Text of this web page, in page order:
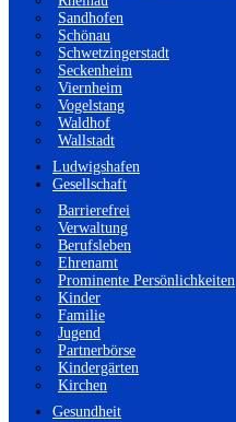
Sandhofen
Schönau
Schwetzingerstadt
Seckenheim
Viernheim
Vogelstang
Waldhof
Wallstadt
Ludwigshafen
Gesellschaft
Barrierefrei
Verwaltung
Berufsleben
Ehrenamt
Prominente Persönlichkeiten
Kinder
Familie
Jugend
Partnerbörse
Kindergärten
Kirchen
Gesundheit